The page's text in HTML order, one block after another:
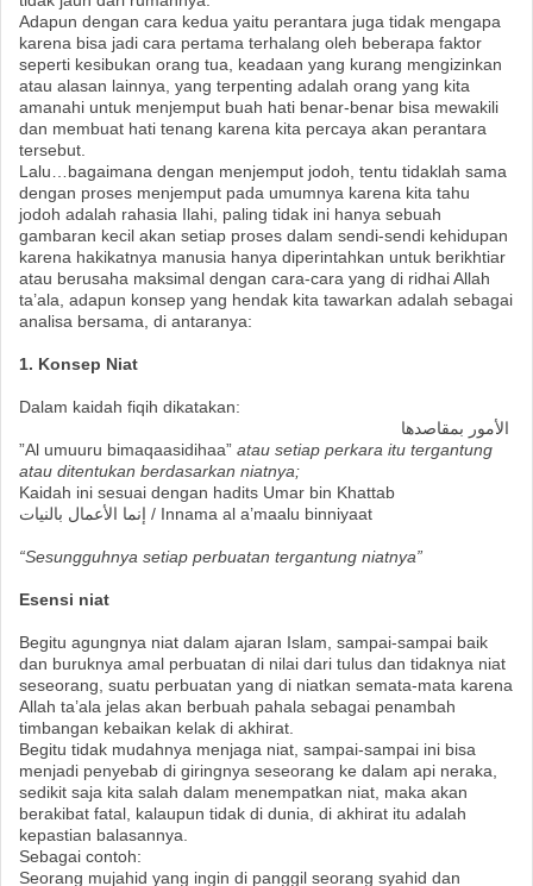
Adapun dengan cara kedua yaitu perantara juga tidak mengapa
karena bisa jadi cara pertama terhalang oleh beberapa faktor
seperti kesibukan orang tua, keadaan yang kurang mengizinkan
atau alasan lainnya, yang terpenting adalah orang yang kita
amanahi untuk menjemput buah hati benar-benar bisa mewakili
dan membuat hati tenang karena kita percaya akan perantara
tersebut.
Lalu…bagaimana dengan menjemput jodoh, tentu tidaklah sama
dengan proses menjemput pada umumnya karena kita tahu
jodoh adalah rahasia Ilahi, paling tidak ini hanya sebuah
gambaran kecil akan setiap proses dalam sendi-sendi kehidupan
karena hakikatnya manusia hanya diperintahkan untuk berikhtiar
atau berusaha maksimal dengan cara-cara yang di ridhai Allah
ta’ala, adapun konsep yang hendak kita tawarkan adalah sebagai
analisa bersama, di antaranya:
1. Konsep Niat
Dalam kaidah fiqih dikatakan:
الأمور بمقاصدها
”Al umuuru bimaqaasidihaa” atau setiap perkara itu tergantung
atau ditentukan berdasarkan niatnya;
Kaidah ini sesuai dengan hadits Umar bin Khattab
إنما الأعمال بالنيات / Innama al a’maalu binniyaat
“Sesungguhnya setiap perbuatan tergantung niatnya”
Esensi niat
Begitu agungnya niat dalam ajaran Islam, sampai-sampai baik
dan buruknya amal perbuatan di nilai dari tulus dan tidaknya niat
seseorang, suatu perbuatan yang di niatkan semata-mata karena
Allah ta’ala jelas akan berbuah pahala sebagai penambah
timbangan kebaikan kelak di akhirat.
Begitu tidak mudahnya menjaga niat, sampai-sampai ini bisa
menjadi penyebab di giringnya seseorang ke dalam api neraka,
sedikit saja kita salah dalam menempatkan niat, maka akan
berakibat fatal, kalaupun tidak di dunia, di akhirat itu adalah
kepastian balasannya.
Sebagai contoh:
Seorang mujahid yang ingin di panggil seorang syahid dan